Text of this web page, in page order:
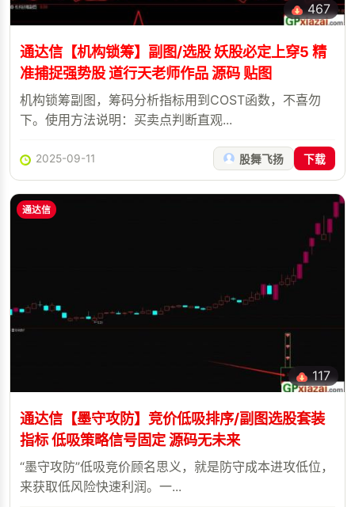
467
通达信【机构锁筹】副图/选股 妖股必定上穿5 精
准捕捉强势股 道行天老师作品 源码 贴图
机构锁筹副图，筹码分析指标用到COST函数，不喜勿
下。使用方法说明：买卖点判断直观...
2025-09-11 股舞飞扬 下载
通达信
117
通达信【墨守攻防】竞价低吸排序/副图选股套装
指标 低吸策略信号固定 源码无未来
“墨守攻防”低吸竞价顾名思义，就是防守成本进攻低位，
来获取低风险快速利润。一...